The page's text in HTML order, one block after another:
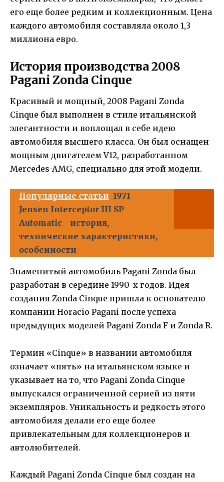
его еще более редким и коллекционным. Цена
каждого автомобиля составляла около 1,3
миллиона евро.
История производства 2008
Pagani Zonda Cinque
Красивый и мощный, 2008 Pagani Zonda
Cinque был выполнен в стиле итальянской
элегантности и воплощал в себе идею
автомобиля высшего класса. Он был оснащен
мощным двигателем V12, разработанном
Mercedes-AMG, специально для этой модели.
Популярные статьи 1971
Jensen Interceptor III SP
Automatic - история,
технические характеристики,
особенности
Знаменитый автомобиль Pagani Zonda был
разработан в середине 1990-х годов. Идея
создания Zonda Cinque пришла к основателю
компании Horacio Pagani после успеха
предыдущих моделей Pagani Zonda F и Zonda R.
Термин «Cinque» в названии автомобиля
означает «пять» на итальянском языке и
указывает на то, что Pagani Zonda Cinque
выпускался ограниченной серией из пяти
экземпляров. Уникальность и редкость этого
автомобиля делали его еще более
привлекательным для коллекционеров и
автолюбителей.
Каждый Pagani Zonda Cinque был создан на